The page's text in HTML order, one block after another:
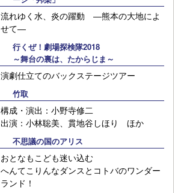
流れゆく水、炎の躍動 ―熊本の大地によ
せて―
行くぜ！劇場探検隊2018
～舞台の裏は、たからじま～
演劇仕立てのバックステージツアー
竹取
構成・演出：小野寺修二
出演：小林聡美、貫地谷しほり ほか
不思議の国のアリス
おとなもこども迷い込む
へんてこりんなダンスとコトバのワンダー
ランド！